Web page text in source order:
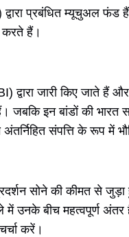
द्वारा प्रबंधित म्यूचुअल
हैं।
द्वारा जारी किए जाते हैं
इन बांडों की भारत
संपत्ति के रूप में
सोने की कीमत से
में उनके बीच महत्वपूर्ण
करें।